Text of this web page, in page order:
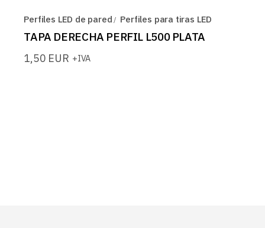
Perfiles LED de pared Perfiles para tiras LED
TAPA DERECHA PERFIL L500 PLATA
1,50 EUR +IVA